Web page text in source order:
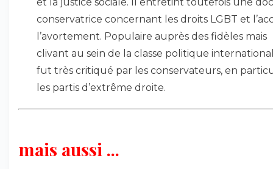
conservatrice concernant les droits LGBT et
l’avortement. Populaire auprès des fidèles mais
clivant au sein de la classe politique
fut très critiqué par les conservateurs, en
les partis d’extrême droite.
mais aussi ...